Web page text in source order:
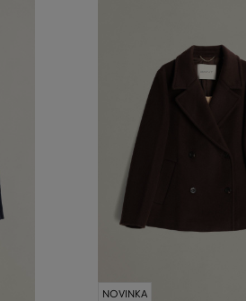
NOVINKA